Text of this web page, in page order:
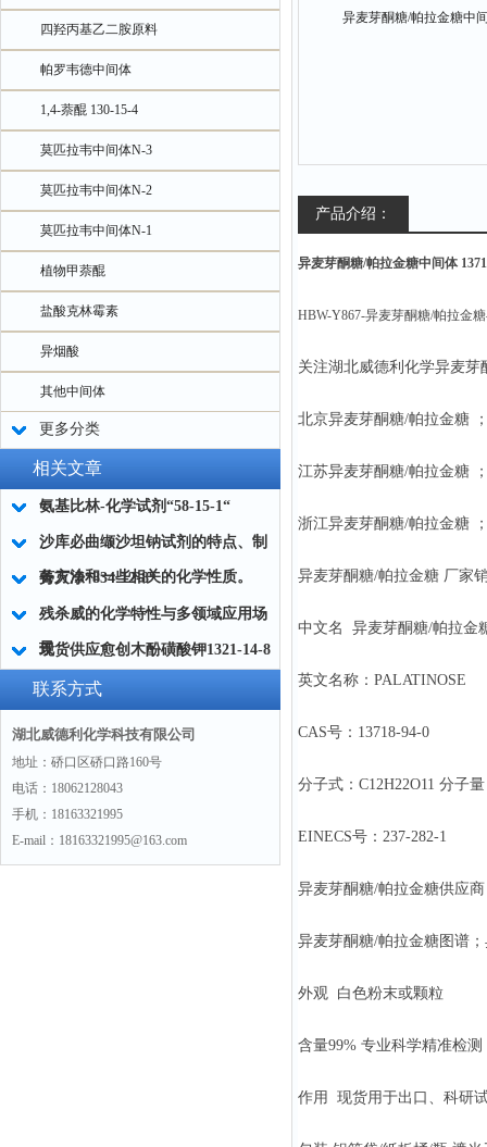
四羟丙基乙二胺原料
帕罗韦德中间体
1,4-萘醌 130-15-4
莫匹拉韦中间体N-3
莫匹拉韦中间体N-2
莫匹拉韦中间体N-1
植物甲萘醌
盐酸克林霉素
异烟酸
其他中间体
更多分类
相关文章
氨基比林-化学试剂“58-15-1“
沙库必曲缬沙坦钠试剂的特点、制
备方法和一些相关的化学性质。
莠灭净“834-12-8“
残杀威的化学特性与多领域应用场
景
现货供应愈创木酚磺酸钾1321-14-8
联系方式
湖北威德利化学科技有限公司
地址：硚口区硚口路160号
电话：18062128043
手机：18163321995
E-mail：18163321995@163.com
产品介绍：
异麦芽酮糖/帕拉金糖中间体
HBW-Y867-异麦芽酮糖/帕拉金
关注湖北威德利化学异麦
北京异麦芽酮糖/帕拉金糖
江苏异麦芽酮糖/帕拉金糖
浙江异麦芽酮糖/帕拉金糖
异麦芽酮糖/帕拉金糖 厂家
中文名 异麦芽酮糖/
英文名称：PALATINOSE
CAS号：13718-94-0
分子式：C12H22O11 分子
EINECS号：237-282-1
异麦芽酮糖/帕拉金糖供应
异麦芽酮糖/帕拉金糖图谱
外观 白色粉末或颗粒
含量99% 专业科学精准检测
作用 现货用于出口、科研